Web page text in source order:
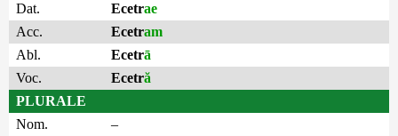
Dat.
Ecetrae
Acc.
Ecetram
Abl.
Ecetrā
Voc.
Ecetră
PLURALE
Nom.
–